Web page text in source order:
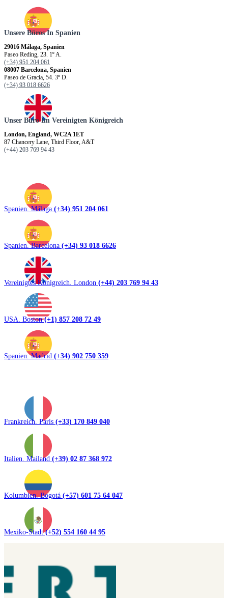
Unsere Büros In Spanien
29016 Málaga, Spanien
Paseo Reding, 23. 1º A.
(+34) 951 204 061
08007 Barcelona, Spanien
Paseo de Gracia, 54. 3º D.
(+34) 93 018 6626
Unser Büro Im Vereinigten Königreich
London, England, WC2A 1ET
87 Chancery Lane, Third Floor, A&T
(+44) 203 769 94 43
Spanien. Málaga (+34) 951 204 061
Spanien. Barcelona (+34) 93 018 6626
Vereinigtes Königreich. London (+44) 203 769 94 43
USA. Boston(+1) 857 208 72 49
Spanien. Madrid (+34) 902 750 359
Frankreich. Paris (+33) 170 849 040
Italien. Mailand (+39) 02 87 368 972
Kolumbien. Bogotá (+57) 601 75 64 047
Mexiko-Stadt(+52) 554 160 44 95